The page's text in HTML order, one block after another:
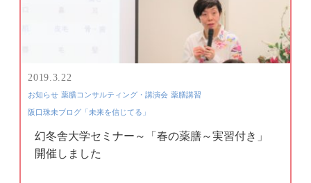
2019.3.22
お知らせ 薬膳コンサルティング・講演会 薬膳講習
阪口珠未ブログ「未来を信じてる」
幻冬舎大学セミナー～「春の薬膳～実習付き」
開催しました